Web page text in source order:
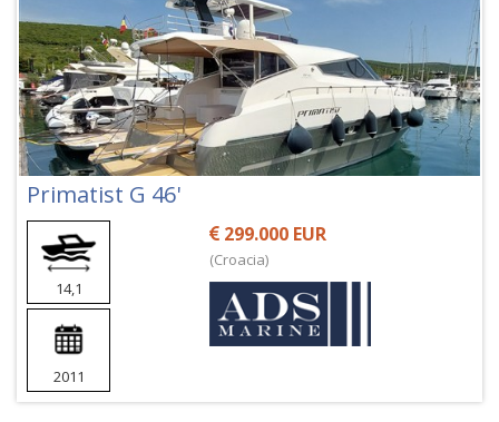
Primatist G 46'
14,1
2011
299.000 EUR
(Croacia)